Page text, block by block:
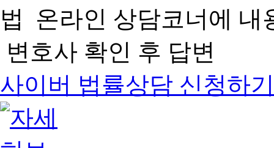
온라인 상담코너에 내
변호사 확인 후 답변
사이버 법률상담 신청하기